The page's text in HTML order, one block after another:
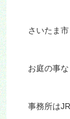
さいたま
お庭の事
事務所は